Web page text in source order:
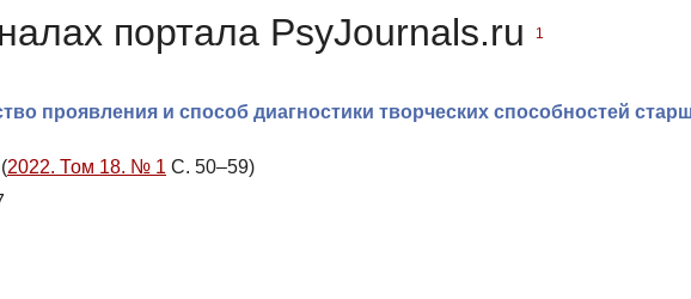
портала PsyJournals.ru 1
проявления и способ диагностики творческих способностей
2022. Том 18. № 1 С. 50–59)